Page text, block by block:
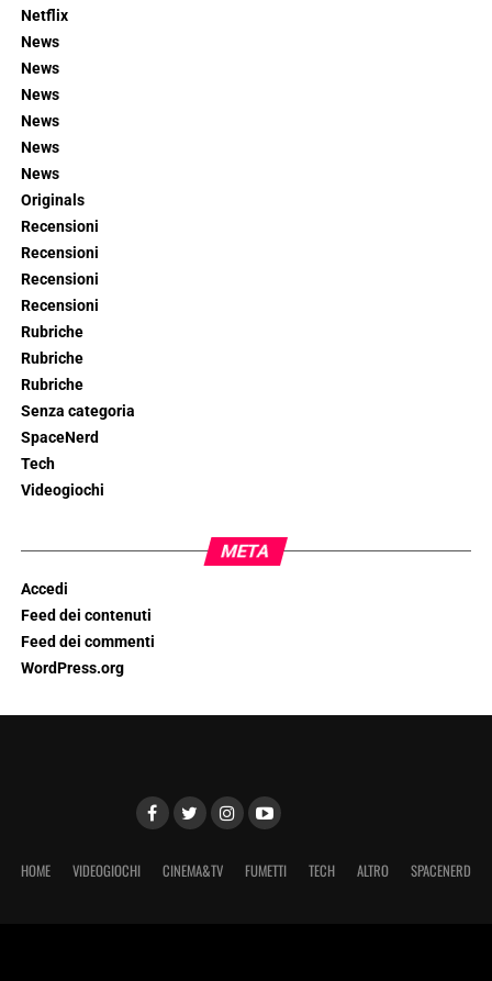
Netflix
News
News
News
News
News
News
Originals
Recensioni
Recensioni
Recensioni
Recensioni
Rubriche
Rubriche
Rubriche
Senza categoria
SpaceNerd
Tech
Videogiochi
META
Accedi
Feed dei contenuti
Feed dei commenti
WordPress.org
HOME VIDEOGIOCHI CINEMA&TV FUMETTI TECH ALTRO SPACENERD